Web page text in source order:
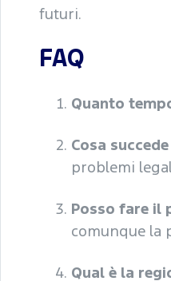
futuri.
FAQ
Quanto
Cosa
problemi
Posso fare il
comunque la
Qual è la